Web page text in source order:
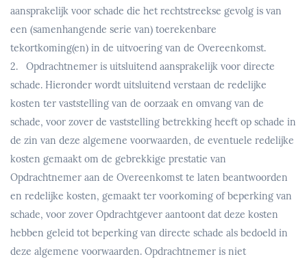
aansprakelijk voor schade die het rechtstreekse gevolg is van
een (samenhangende serie van) toerekenbare
tekortkoming(en) in de uitvoering van de Overeenkomst.
2. Opdrachtnemer is uitsluitend aansprakelijk voor directe
schade. Hieronder wordt uitsluitend verstaan de redelijke
kosten ter vaststelling van de oorzaak en omvang van de
schade, voor zover de vaststelling betrekking heeft op schade in
de zin van deze algemene voorwaarden, de eventuele redelijke
kosten gemaakt om de gebrekkige prestatie van
Opdrachtnemer aan de Overeenkomst te laten beantwoorden
en redelijke kosten, gemaakt ter voorkoming of beperking van
schade, voor zover Opdrachtgever aantoont dat deze kosten
hebben geleid tot beperking van directe schade als bedoeld in
deze algemene voorwaarden. Opdrachtnemer is niet